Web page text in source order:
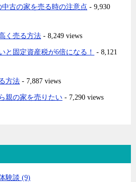
古の家を売る時の注意点 - 9,930
く売る方法 - 8,249 views
と固定資産税が6倍になる！
- 8,121
方法 - 7,887 views
親の家を売りたい - 7,290 views
験談 (9)